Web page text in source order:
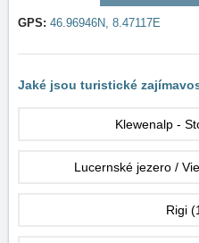
GPS: 46.96946N, 8.47117E
Jaké jsou turistické
Klewenalp -
Lucernské jezero /
Rigi